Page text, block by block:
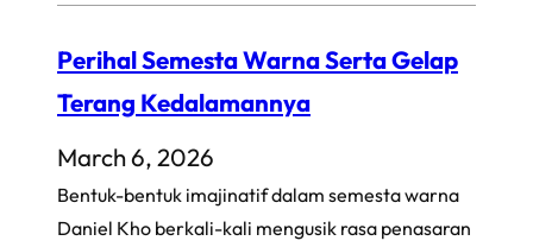
Perihal Semesta Warna Serta Gelap
Terang Kedalamannya
March 6, 2026
Bentuk-bentuk imajinatif dalam semesta warna
Daniel Kho berkali-kali mengusik rasa penasaran